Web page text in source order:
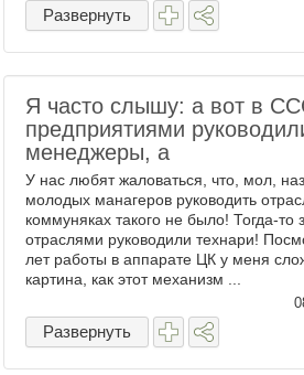
Развернуть
Я часто слышу: а вот в
предприятиями
менеджеры, а
У нас любят жаловаться, что, мол,
молодых манагеров руководить
коммуняках такого не было! Тогда-то
отраслями руководили технари!
лет работы в аппарате ЦК у меня
картина, как этот механизм ...
Развернуть